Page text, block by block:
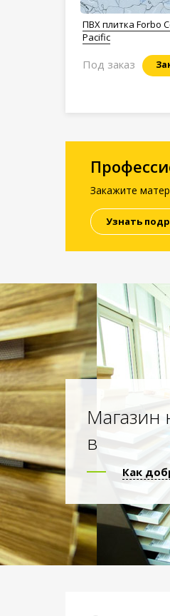
ПВХ плитка Forbo
Pacific
Под заказ
Закажите
Узнать
Магазин
в
Как